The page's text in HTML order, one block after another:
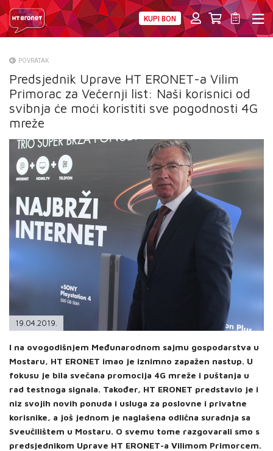
KUPI BON
O NAMA
PRESS
VELEPRODAJA
MOJ PROFIL
TELEFONSKI IMENIK
POVRATAK
Predsjednik Uprave HT ERONET-a Vilim
Primorac za Večernji list: Naši korisnici od
svibnja će moći koristiti sve pogodnosti 4G
mreže
19.04.2019.
I na ovogodišnjem Međunarodnom sajmu gospodarstva u
Mostaru, HT ERONET imao je iznimno zapažen nastup. U
fokusu je bila svečana promocija 4G mreže i puštanja u
rad testnoga signala. Također, HT ERONET predstavio je i
niz svojih novih ponuda i usluga za poslovne i privatne
korisnike, a još jednom je naglašena odlična suradnja sa
Sveučilištem u Mostaru. O svemu tome razgovarali smo s
predsjednikom Uprave HT ERONET-a Vilimom Primorcem.